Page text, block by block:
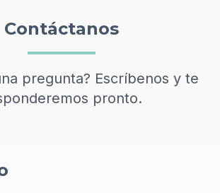
Contáctanos
pregunta? Escríbenos y te
pronto.